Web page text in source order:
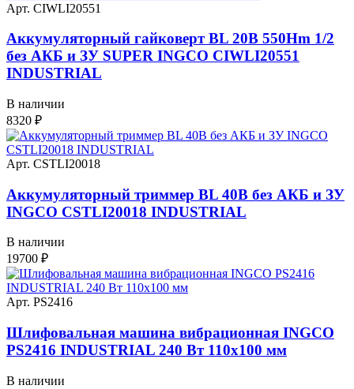
Арт. CIWLI20551
Аккумуляторный гайковерт BL 20В 550Hm 1/2
без АКБ и ЗУ SUPER INGCO CIWLI20551
INDUSTRIAL
В наличии
8320 ₽
Арт. CSTLI20018
Аккумуляторный триммер BL 40В без АКБ и ЗУ
INGCO CSTLI20018 INDUSTRIAL
В наличии
19700 ₽
Арт. PS2416
Шлифовальная машина вибрационная INGCO
PS2416 INDUSTRIAL 240 Вт 110х100 мм
В наличии